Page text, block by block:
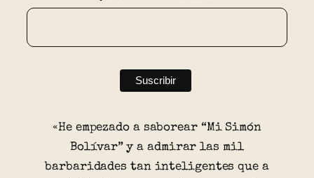
«He empezado a saborear “Mi Simón
Bolívar” y a admirar las mil
barbaridades tan inteligentes que a